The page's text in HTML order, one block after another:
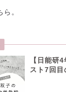
。
【日能研
スト7回目